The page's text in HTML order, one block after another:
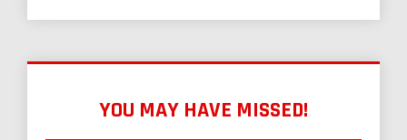
YOU MAY HAVE MISSED!